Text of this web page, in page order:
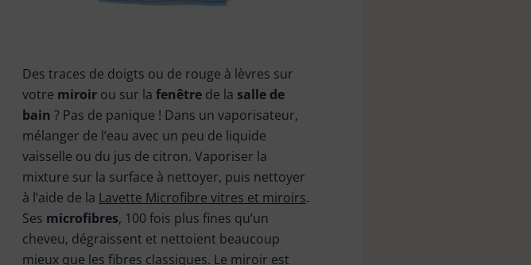
Des traces de doigts ou de rouge à lèvres sur
votre miroir ou sur la fenêtre de la salle de
bain ? Pas de panique ! Dans un vaporisateur,
mélanger de l’eau avec un peu de liquide
vaisselle ou du jus de citron. Vaporiser la
mixture sur la surface à nettoyer, puis nettoyer
à l’aide de la Lavette Microfibre vitres et miroirs.
Ses microfibres, 100 fois plus fines qu’un
cheveu, dégraissent et nettoient beaucoup
mieux que les fibres classiques. Le miroir est